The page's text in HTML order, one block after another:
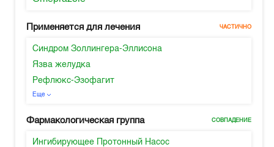
Применяется для лечения ЧАСТИЧНО
Синдром Золлингера-Эллисона
Язва желудка
Рефлюкс-Эзофагит
Еще
Фармакологическая группа СОВПАДЕНИЕ
Ингибирующее Протонный Насос